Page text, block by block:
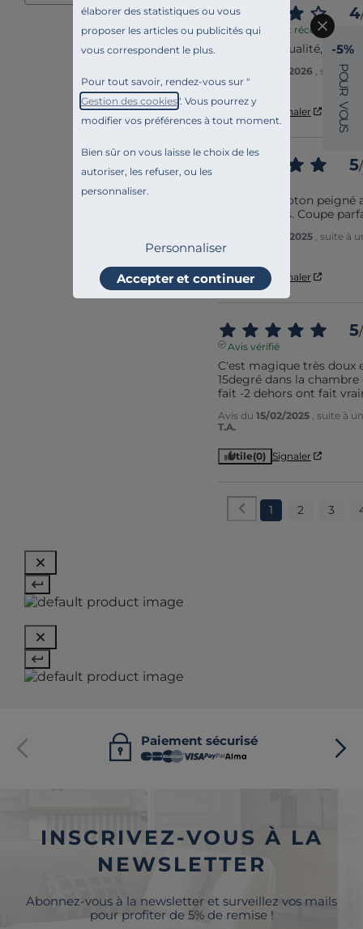
élaborer des statistiques ou vous
proposer les articles ou publicités qui
vous correspondent le plus.
Pour tout savoir, rendez-vous sur "
Gestion des cookies". Vous pourrez y
modifier vos préférences à tout moment.
Bien sûr on vous laisse le choix de les
autoriser, les refuser, ou les
personnaliser.
Personnaliser
Accepter et continuer
4
Avis vérifié et récompensé
Produit de qualité,
05/03/2026
, suite à
Michel A.
Utile(0) Signaler
5/
Qualité du coton
avec le corps. Coupe
28/04/2025
, suite à
Flavio A.
Utile(0) Signaler
5/
Avis vérifié
C'est magique très doux
15degré dans la
fait -2 dehors ont fait
Avis du 15/02/2025
, suite à
T.A.
Utile(0) Signaler
1 2 3
Paiement sécurisé
INSCRIVEZ-VOUS À LA
NEWSLETTER
Abonnez-vous à la newsletter et surveillez vos mails
pour profiter de 5% de remise !
-5%
P
O
U
R
V
O
U
S